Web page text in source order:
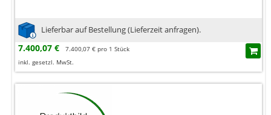
Lieferbar auf Bestellung (Lieferzeit anfragen).
7.400,07 €
7.400,07 € pro 1 Stück
inkl. gesetzl. MwSt.